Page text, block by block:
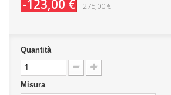
-123,00 € 275,00 €
Quantità
Misura